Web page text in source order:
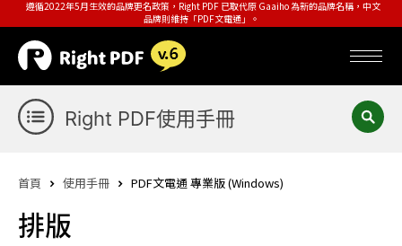
遵循2022年5月生效的品牌更名政策，Right PDF 已取代原 Gaaiho 為新的品牌名稱，中文
品牌則維持「PDF文電通」。
Right PDF使用手冊
首頁 使用手冊 PDF文電通 專業版 (Windows)
排版